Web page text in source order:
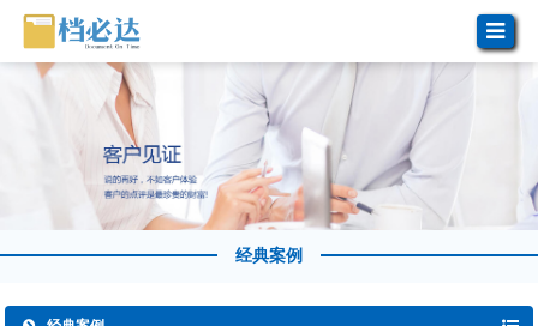
经典案例